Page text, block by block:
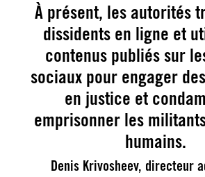
À présent, les autorités
dissidents en ligne et
contenus publiés sur
sociaux pour engager
en justice et
emprisonner les
humains.
Denis Krivosheev, directeur